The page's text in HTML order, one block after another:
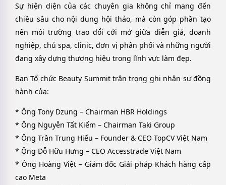
Sự hiện diện của các chuyên gia không chỉ mang đến
chiều sâu cho nội dung hội thảo, mà còn góp phần tạo
nên môi trường trao đổi cởi mở giữa diễn giả, doanh
nghiệp, chủ spa, clinic, đơn vị phân phối và những người
đang xây dựng thương hiệu trong lĩnh vực làm đẹp.
Ban Tổ chức Beauty Summit trân trọng ghi nhận sự đồng
hành của:
* Ông Tony Dzung – Chairman HBR Holdings
* Ông Nguyễn Tất Kiểm – Chairman Taki Group
* Ông Trần Trung Hiếu – Founder & CEO TopCV Việt Nam
* Ông Đỗ Hữu Hưng – CEO Accesstrade Việt Nam
* Ông Hoàng Việt – Giám đốc Giải pháp Khách hàng cấp
cao Meta